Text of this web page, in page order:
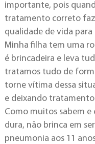
importante, pois
tratamento correto
qualidade de vida para
Minha filha tem uma
é brincadeira e leva
tratamos tudo de
torne vítima dessa
e deixando tratamento
Como muitos sabem e
dura, não brinca em
pneumonia aos 11